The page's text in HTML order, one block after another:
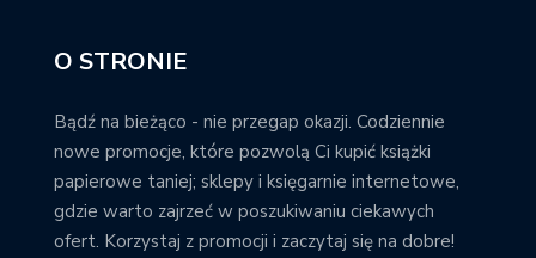
O STRONIE
Bądź na bieżąco - nie przegap okazji. Codziennie
nowe promocje, które pozwolą Ci kupić książki
papierowe taniej; sklepy i księgarnie internetowe,
gdzie warto zajrzeć w poszukiwaniu ciekawych
ofert. Korzystaj z promocji i zaczytaj się na dobre!